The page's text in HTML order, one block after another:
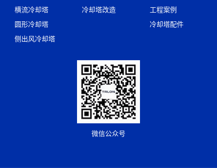
横流冷却塔
圆形冷却塔
侧出风冷却塔
冷却塔改造
工程案例
冷却塔配件
微信公众号